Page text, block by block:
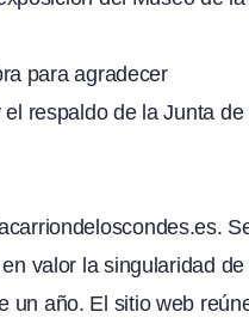
para agradecer
respaldo de la Junta de
valor la singularidad de
un año. El sitio web